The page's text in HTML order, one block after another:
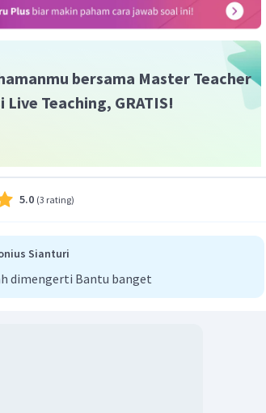
bersama Master Teacher
Live Teaching, GRATIS!
5.0 (3 rating)
Sianturi
dimengerti Bantu banget